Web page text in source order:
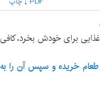
غذایی برای خودش بخرد، کافی
طعام خریده و سپس آن را به